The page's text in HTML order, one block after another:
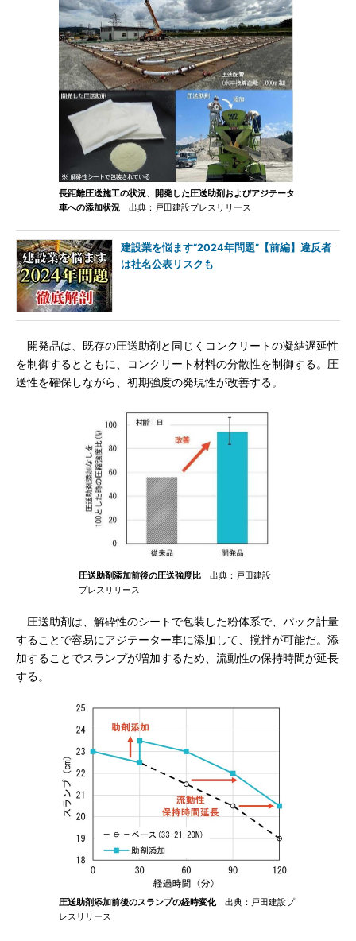
長距離圧送施工の状況、開発した圧送助剤およびアジテータ
車への添加状況 出典：戸田建設プレスリリース
建設業を悩ます“2024年問題”【前編】違反者
は社名公表リスクも
開発品は、既存の圧送助剤と同じくコンクリートの凝結遅延性
を制御するとともに、コンクリート材料の分散性を制御する。圧
送性を確保しながら、初期強度の発現性が改善する。
圧送助剤添加前後の圧送強度比 出典：戸田建設
プレスリリース
圧送助剤は、解砕性のシートで包装した粉体系で、パック計量
することで容易にアジテーター車に添加して、撹拌が可能だ。添
加することでスランプが増加するため、流動性の保持時間が延長
する。
圧送助剤添加前後のスランプの経時変化出典：戸田建設プ
レスリリース